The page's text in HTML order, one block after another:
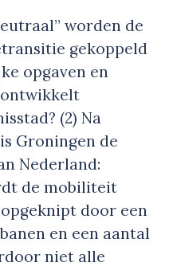
worden de
gekoppeld
opgaven en
ontwikkelt
(2) Na
Groningen de
Nederland:
de mobiliteit
door een
en een aantal
niet alle